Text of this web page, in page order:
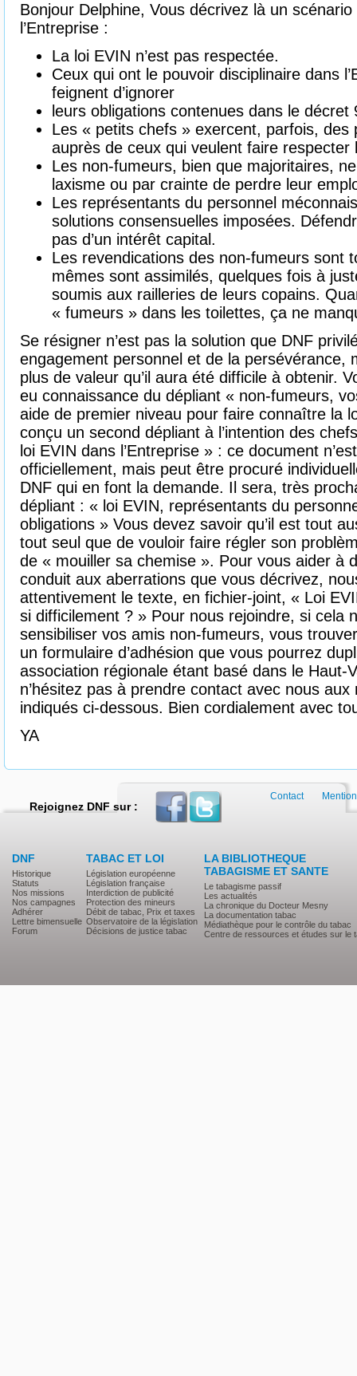
Bonjour Delphine, Vous décrivez là un
l’Entreprise :
La loi EVIN n’est pas respectée.
Ceux qui ont le pouvoir disciplinaire dans
feignent d’ignorer
leurs obligations contenues dans le
Les « petits chefs » exercent, parfois, des
auprès de ceux qui veulent faire respecter
Les non-fumeurs, bien que majoritaires,
laxisme ou par crainte de perdre leur
Les représentants du personnel
solutions consensuelles imposées.
pas d’un intérêt capital.
Les revendications des non-fumeurs sont
mêmes sont assimilés, quelques fois à
soumis aux railleries de leurs copains.
« fumeurs » dans les toilettes, ça ne
Se résigner n’est pas la solution que DNF
engagement personnel et de la persévérance,
plus de valeur qu’il aura été difficile à obtenir.
eu connaissance du dépliant « non-fumeurs,
aide de premier niveau pour faire connaître la
conçu un second dépliant à l’intention des
loi EVIN dans l’Entreprise » : ce document
officiellement, mais peut être procuré
DNF qui en font la demande. Il sera, très
dépliant : « loi EVIN, représentants du
obligations » Vous devez savoir qu’il est tout
tout seul que de vouloir faire régler son
de « mouiller sa chemise ». Pour vous aider à
conduit aux aberrations que vous décrivez,
attentivement le texte, en fichier-joint, « Loi
si difficilement ? » Pour nous rejoindre, si cela
sensibiliser vos amis non-fumeurs, vous
un formulaire d’adhésion que vous pourrez
association régionale étant basé dans le Haut-
n’hésitez pas à prendre contact avec nous
indiqués ci-dessous. Bien cordialement avec
YA
Rejoignez DNF sur :
DNF
Historique
Statuts
Nos missions
Nos campagnes
Adhérer
Lettre bimensuelle
Forum
TABAC ET LOI
Législation européenne
Législation française
Interdiction de publicité
Protection des mineurs
Débit de tabac, Prix et taxes
Observatoire de la législation
Décisions de justice tabac
LA BIBLIOTHEQUE
TABAGISME ET SANTE
Le tabagisme passif
Les actualités
La chronique du Docteur Mesny
La documentation tabac
Médiathèque pour le contrôle du tabac
Centre de ressources et études sur le
Contact